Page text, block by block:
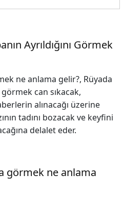
Ayrıldığını Görmek
ne anlama gelir?, Rüyada
görmek can sıkacak,
alınacağı üzerine
tadını bozacak ve keyfini
delalet eder.
görmek ne anlama